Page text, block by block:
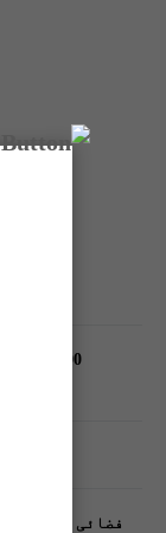
400
فضائی آلودگی